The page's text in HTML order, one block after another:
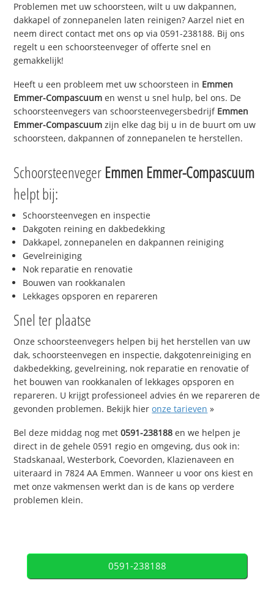
Problemen met uw schoorsteen, wilt u uw dakpannen,
dakkapel of zonnepanelen laten reinigen? Aarzel niet en
neem direct contact met ons op via 0591-238188. Bij ons
regelt u een schoorsteenveger of offerte snel en
gemakkelijk!
Heeft u een probleem met uw schoorsteen in Emmen
Emmer-Compascuum en wenst u snel hulp, bel ons. De
schoorsteenvegers van schoorsteenvegersbedrijf Emmen
Emmer-Compascuum zijn elke dag bij u in de buurt om uw
schoorsteen, dakpannen of zonnepanelen te herstellen.
Schoorsteenveger Emmen Emmer-Compascuum
helpt bij:
Schoorsteenvegen en inspectie
Dakgoten reining en dakbedekking
Dakkapel, zonnepanelen en dakpannen reiniging
Gevelreiniging
Nok reparatie en renovatie
Bouwen van rookkanalen
Lekkages opsporen en repareren
Snel ter plaatse
Onze schoorsteenvegers helpen bij het herstellen van uw
dak, schoorsteenvegen en inspectie, dakgotenreiniging en
dakbedekking, gevelreining, nok reparatie en renovatie of
het bouwen van rookkanalen of lekkages opsporen en
repareren. U krijgt professioneel advies én we repareren de
gevonden problemen. Bekijk hieronze tarieven »
Bel deze middag nog met0591-238188 en we helpen je
direct in de gehele 0591 regio en omgeving, dus ook in:
Stadskanaal, Westerbork, Coevorden, Klazienaveen en
uiteraard in 7824 AA Emmen. Wanneer u voor ons kiest en
met onze vakmensen werkt dan is de kans op verdere
problemen klein.
0591-238188